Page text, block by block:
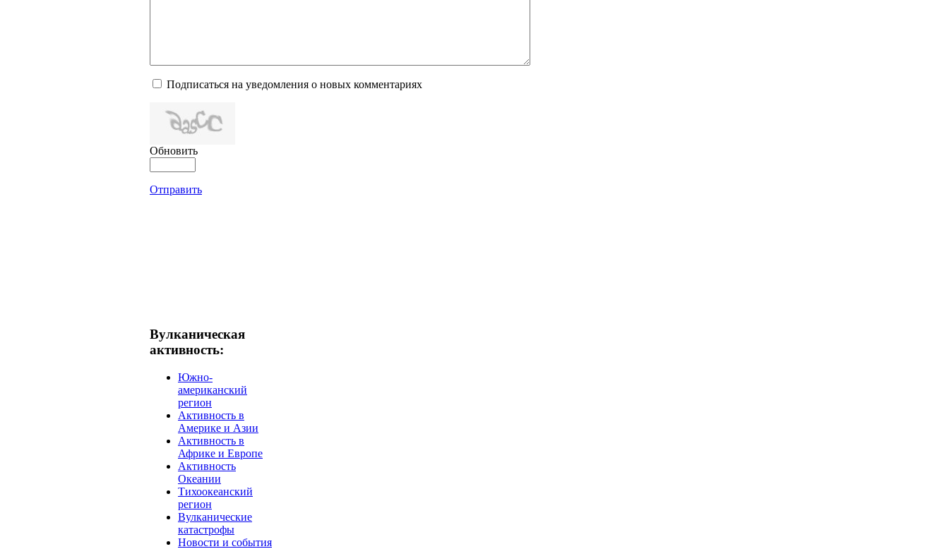
Подписаться на уведомления о новых комментариях
Обновить
Отправить
Вулканическая
активность:
Южно-
американский
регион
Активность в
Америке и Азии
Активность в
Африке и Европе
Активность
Океании
Тихоокеанский
регион
Вулканические
катастрофы
Новости и события